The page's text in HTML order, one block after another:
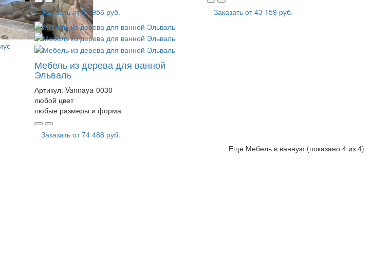
Заказать от37 956 руб. Заказать от43 159 руб.
Мебель из дерева для ванной
Эльваль
Артикул: Vannaya-0030
любой цвет
любые размеры и форма
Заказать от74 488 руб.
Еще Мебель в ванную (показано 4 из 4)